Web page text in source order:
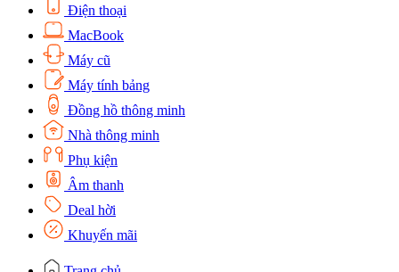
Điện thoại
MacBook
Máy cũ
Máy tính bảng
Đồng hồ thông minh
Nhà thông minh
Phụ kiện
Âm thanh
Deal hời
Khuyến mãi